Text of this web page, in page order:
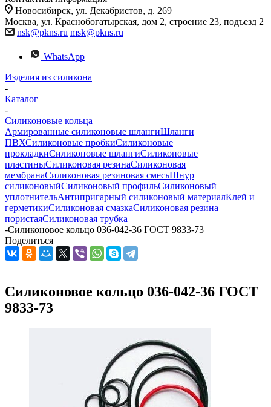
Новосибирск, ул. Декабристов, д. 269
Москва, ул. Краснобогатырская, дом 2, строение 23, подъезд 2
nsk@pkns.ru msk@pkns.ru
WhatsApp
Изделия из силикона
-
Каталог
-
Силиконовые кольца
Армированные силиконовые шлангиШланги
ПВХСиликоновые пробкиСиликоновые
прокладкиСиликоновые шлангиСиликоновые
пластиныСиликоновая резинаСиликоновая
мембранаСиликоновая резиновая смесьШнур
силиконовыйСиликоновый профильСиликоновый
уплотнительАнтипригарный силиконовый материалКлей и
герметикиСиликоновая смазкаСиликоновая резина
пористаяСиликоновая трубка
-Силиконовое кольцо 036-042-36 ГОСТ 9833-73
Поделиться
Силиконовое кольцо 036-042-36 ГОСТ
9833-73